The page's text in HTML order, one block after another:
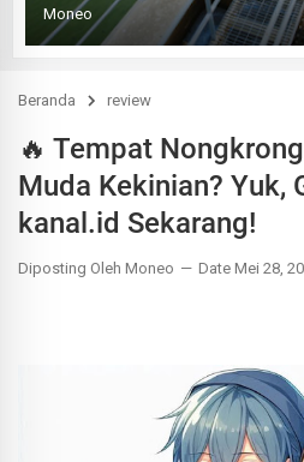
Moneo
Beranda review
🔥 Tempat
Muda Kekinian? Yuk,
kanal.id Sekarang!
Diposting Oleh Moneo Date Mei 28,